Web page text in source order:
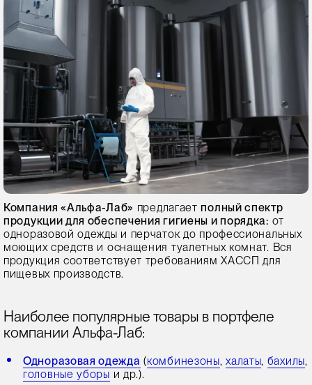
Компания «Альфа-Лаб» предлагаетполный спектр
продукции для обеспечения гигиены и порядка: от
одноразовой одежды и перчаток до профессиональных
моющих средств и оснащения туалетных комнат. Вся
продукция соответствует требованиям ХАССП для
пищевых производств.
Наиболее популярные товары в портфеле
компании Альфа-Лаб:
Одноразовая одежда (комбинезоны,халаты, бахилы,
головные уборы и др.).